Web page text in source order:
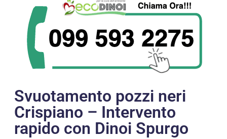
Svuotamento pozzi neri
Crispiano – Intervento
rapido con Dinoi Spurgo